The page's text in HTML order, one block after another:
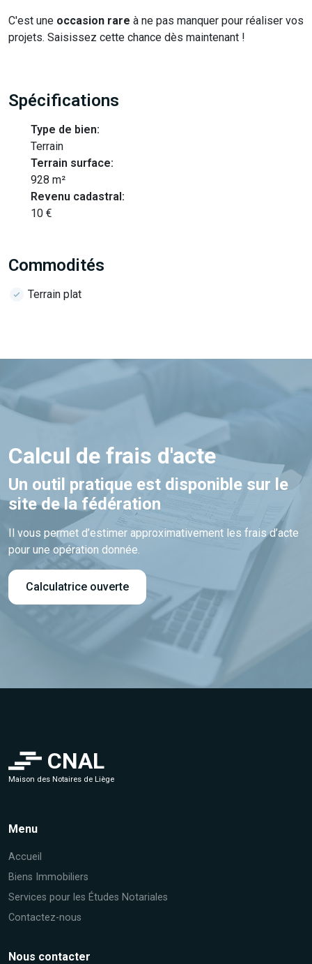
C'est une occasion rare à ne pas manquer pour réaliser vos
projets. Saisissez cette chance dès maintenant !
Spécifications
Type de bien:
Terrain
Terrain surface:
928 m²
Revenu cadastral:
10 €
Commodités
Terrain plat
Calcul de frais d'acte
Un outil pratique est disponible sur le
site de la fédération
Il vous permet d’estimer approximativement les frais d’acte
pour une opération donnée.
Calculatrice ouverte
CNAL
Maison des Notaires de Liège
Menu
Accueil
Biens Immobiliers
Services pour les Études Notariales
Contactez-nous
Nous contacter